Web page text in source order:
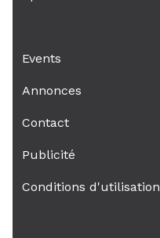
Events
Annonces
Contact
Publicité
Conditions d'utilisation